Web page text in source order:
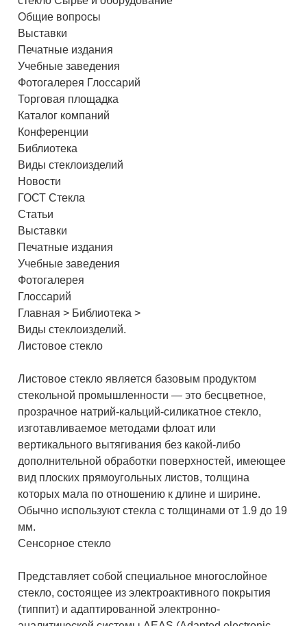
Общие вопросы
Выставки
Печатные издания
Учебные заведения
Фотогалерея Глоссарий
Торговая площадка
Каталог компаний
Конференции
Библиотека
Виды стеклоизделий
Новости
ГОСТ Стекла
Статьи
Выставки
Печатные издания
Учебные заведения
Фотогалерея
Глоссарий
Главная > Библиотека >
Виды стеклоизделий.
Листовое стекло
Листовое стекло является базовым продуктом
стекольной промышленности — это бесцветное,
прозрачное натрий-кальций-силикатное стекло,
изготавливаемое методами флоат или
вертикального вытягивания без какой-либо
дополнительной обработки поверхностей, имеющее
вид плоских прямоугольных листов, толщина
которых мала по отношению к длине и ширине.
Обычно используют стекла с толщинами от 1.9 до 19
мм.
Сенсорное стекло
Представляет собой специальное многослойное
стекло, состоящее из электроактивного покрытия
(типпит) и адаптированной электронно-